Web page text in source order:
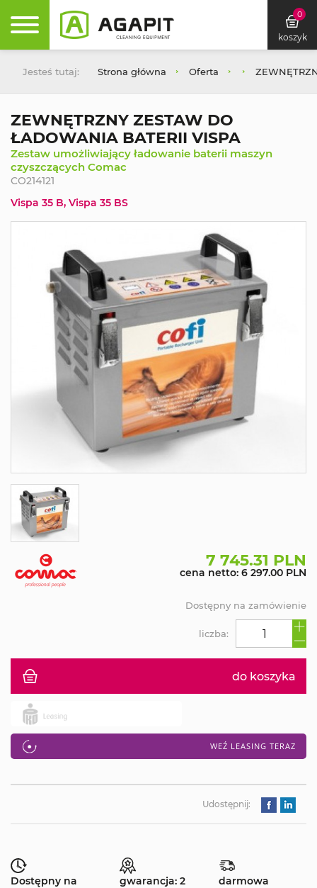
0
koszyk
Jesteś tutaj: Strona główna Oferta
ZEWNĘTRZNY ZESTAW DO
ŁADOWANIA BATERII VISPA
Zestaw umożliwiający ładowanie baterii maszyn
czyszczących Comac
CO214121
Vispa 35 B, Vispa 35 BS
7 745.31 PLN
cena netto: 6 297.00 PLN
do koszyka
WEŹ LEASING TERAZ
liczba:
Dostępny na zamówienie
Udostępnij:
Dostępny na
gwarancja: 2
darmowa